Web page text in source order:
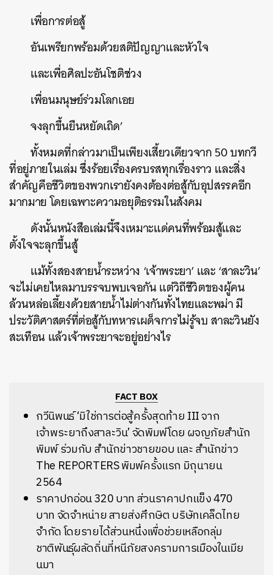
เพื่อการต่อสู้
อันเพรียกพร้อมด้วยสติปัญญาและหัวใจ
และเพื่อศิลปะอันโชติช่วง
เพื่อนมนุษย์ร่วมโลกเอย
จงลุกขึ้นยืนหยัดเถิด’
ทั้งหมดที่กล่าวมาเป็นเพียงเสี้ยวเดียวจาก 50 บทกวี
ที่อยู่ภายในเล่ม ซึ่งร้อยเรื่องครบรสทุกเรื่องราว และสิ่ง
สำคัญคือชีวิตของพวกเรายังคงต้องต่อสู้กับอุปสรรคอีก
มากมาย โดยเฉพาะความอยุติธรรมในสังคม
ดังนั้นหนังสือเล่มนี้จึงเหมาะแด่คนที่พร้อมสู้และ
ตั้งใจจะลุกขึ้นสู้
แม้ทั้งสองสายน้ำระหว่าง ‘เจ้าพระยา’ และ ‘สาละวิน’
จะไม่เคยไหลมาบรรจบพบเจอกัน แต่วิถีชีวิตของผู้คน
ล้วนหล่อเลี้ยงด้วยสายน้ำไม่ต่างกันทั้งไทยและพม่า มี
ประวัติศาสตร์ที่ต่อสู้กับทหารเผด็จการไม่รู้จบ สาละวินยัง
สะเทือน แล้วเจ้าพระยาจะอยู่อย่างไร
FACT BOX
กวีนิพนธ์ ‘มิใช่การต่อสู้ครั้งสุดท้าย III จาก
เจ้าพระยาถึงสาละวิน’ จัดพิมพ์โดย ผจญภัยสำนัก
พิมพ์ ร่วมกับ สำนักข่าวชายขอบ และ สำนักข่าว
The REPORTERS พิมพ์ครั้งแรก มิถุนายน
2564
ราคาปกอ่อน 320 บาท ส่วนราคาปกแข็ง 470
บาท จัดจำหน่าย สายส่งศึกษิต บริษัทเคล็ดไทย
จำกัด โดยรายได้ส่วนหนึ่งเพื่อช่วยเหลือกลุ่ม
ชาติพันธุ์ผลัดถิ่นที่หนีภัยสงครามการเมืองในเมีย
นมา